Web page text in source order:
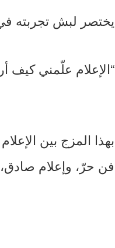
يختصر لبش تجربته
“الإعلام علّمني كيف
بهذا المزج بين
فن حرّ، وإعلام